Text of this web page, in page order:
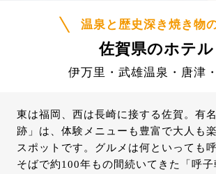
温泉と歴史深き焼き物
佐賀県のホテル
伊万里・武雄温泉・唐津
東は福岡、西は長崎に接する佐賀。有
跡」は、体験メニューも豊富で大人も
スポットです。グルメは何といっても
そばで約100年もの間続いてきた「呼